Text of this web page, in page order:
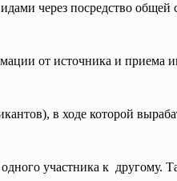
через посредство общей
от источника и приема
в ходе которой
участника к другому.